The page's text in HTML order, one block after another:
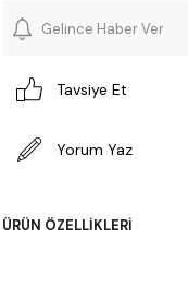
Gelince Haber Ver
Tavsiye Et
Yorum Yaz
ÜRÜN ÖZELLIKLERI